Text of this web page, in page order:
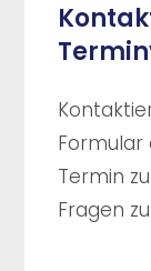
Formular
Termin
Fragen